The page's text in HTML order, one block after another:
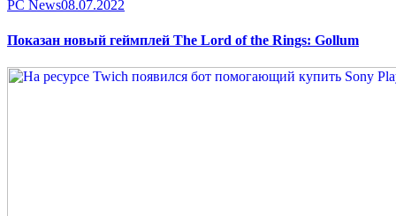
Category
PC NewsPosted
08.07.2022
Показан новый геймплей The Lord of the Rings: Gollum